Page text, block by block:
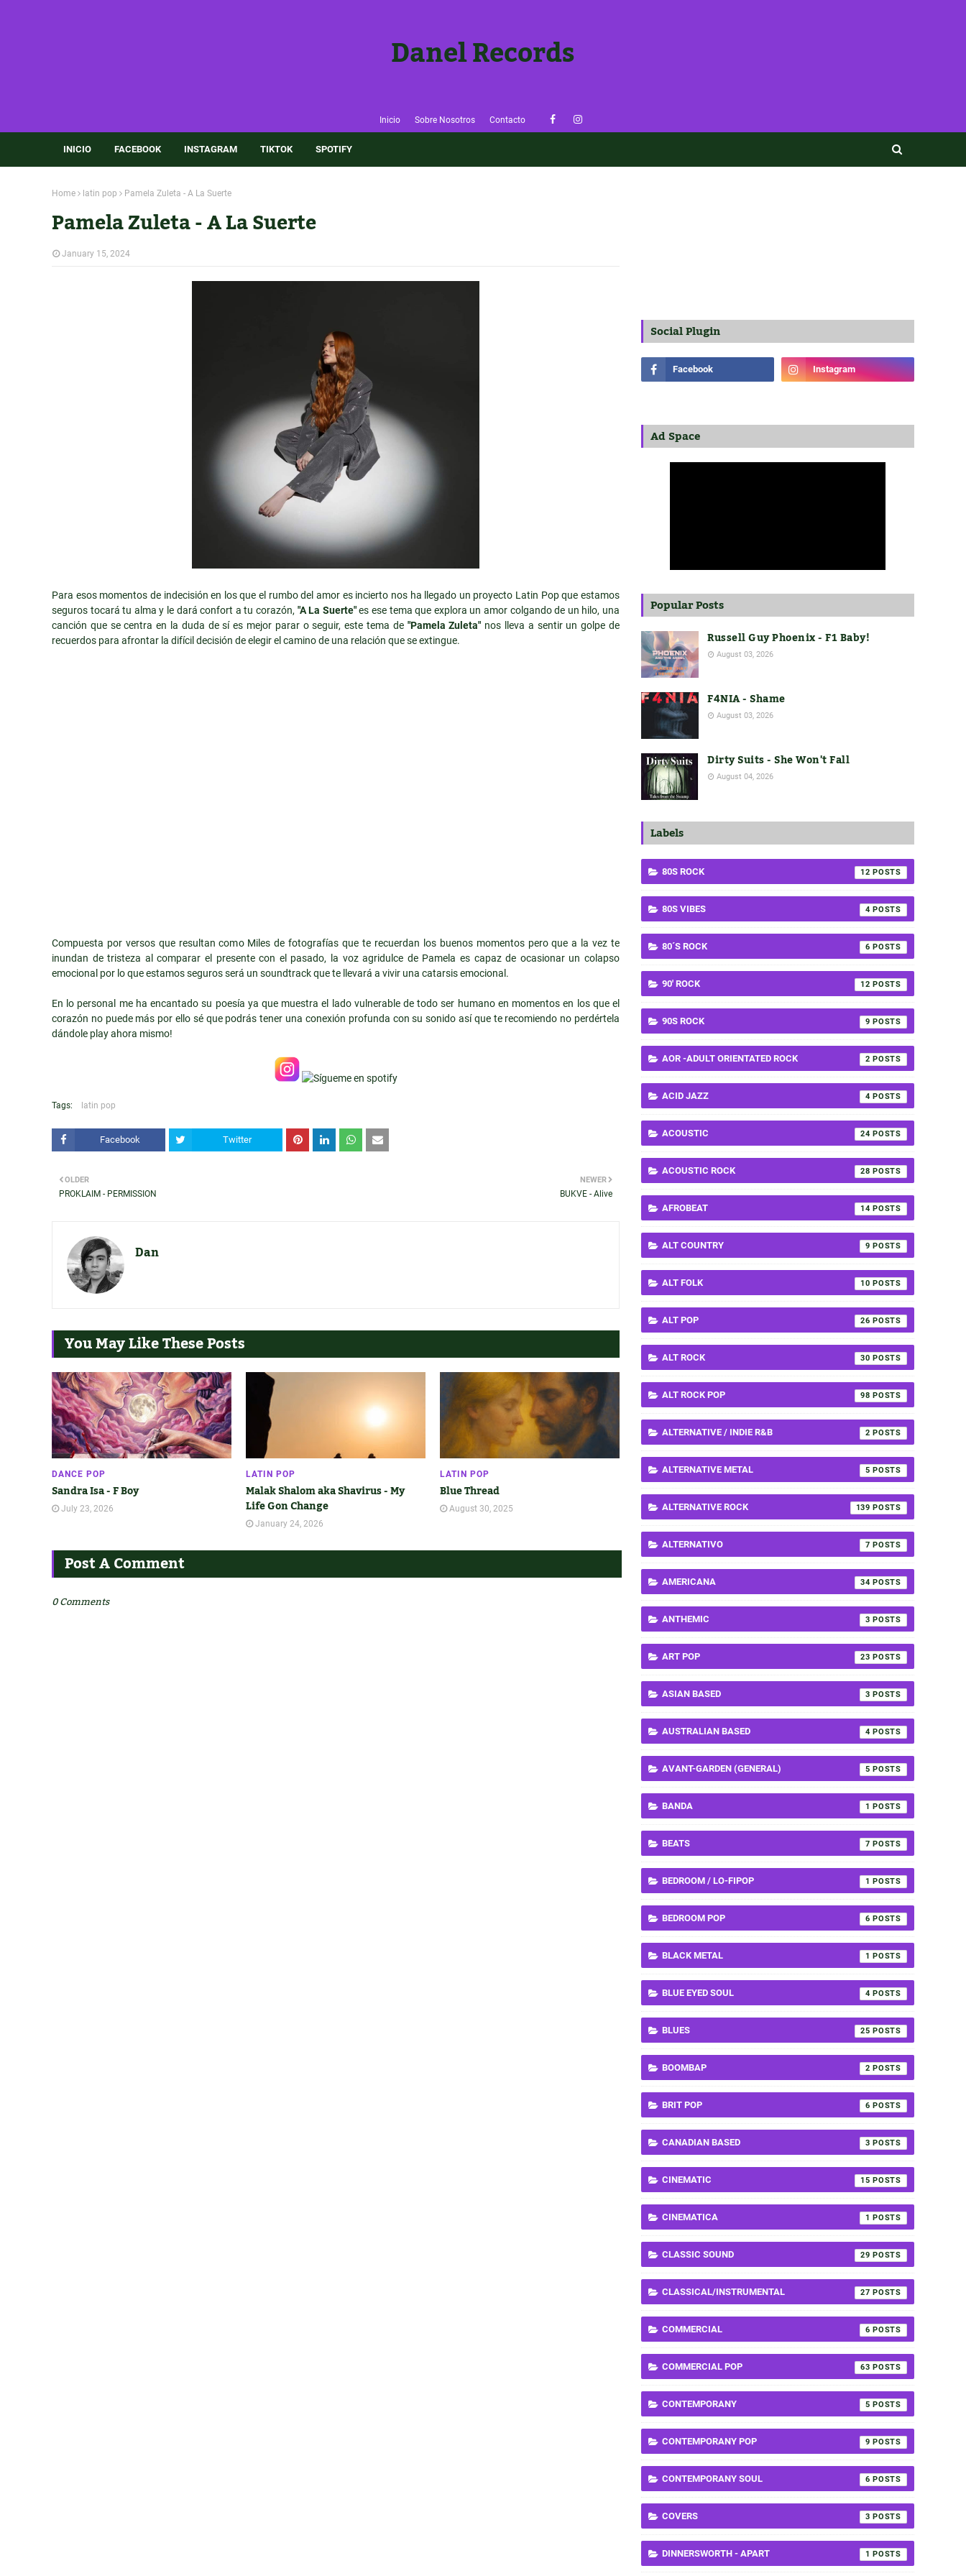
Danel Records
Inicio Sobre Nosotros Contacto
INICIO FACEBOOK INSTAGRAM TIKTOK SPOTIFY
Home latin pop Pamela Zuleta - A La Suerte
Pamela Zuleta - A La Suerte
January 15, 2024
Para esos momentos de indecisión en los que el rumbo del amor es incierto nos ha llegado un proyecto Latin Pop que estamos
seguros tocará tu alma y le dará confort a tu corazón, "A La Suerte"es ese tema que explora un amor colgando de un hilo, una
canción que se centra en la duda de sí es mejor parar o seguir, este tema de "Pamela Zuleta" nos lleva a sentir un golpe de
recuerdos para afrontar la difícil decisión de elegir el camino de una relación que se extingue.
Compuesta por versos que resultan como Miles de fotografías que te recuerdan los buenos momentos pero que a la vez te
inundan de tristeza al comparar el presente con el pasado, la voz agridulce de Pamela es capaz de ocasionar un colapso
emocional por lo que estamos seguros será un soundtrack que te llevará a vivir una catarsis emocional.
En lo personal me ha encantado su poesía ya que muestra el lado vulnerable de todo ser humano en momentos en los que el
corazón no puede más por ello sé que podrás tener una conexión profunda con su sonido así que te recomiendo no perdértela
dándole play ahora mismo!
Tags: latin pop
Facebook Twitter
NEWER
BUKVE - Alive
OLDER
PROKLAIM - PERMISSION
Dan
You May Like These Posts
DANCE POP
Sandra Isa - F Boy
July 23, 2026
LATIN POP
Malak Shalom aka Shavirus - My
Life Gon Change
January 24, 2026
LATIN POP
Blue Thread
August 30, 2025
Post A Comment
0 Comments
Social Plugin
🎶 ¡Sigue Danel Records!
Ad Space
Popular Posts
Russell Guy Phoenix - F1 Baby!
August 03, 2026
F4NIA - Shame
August 03, 2026
Dirty Suits - She Won't Fall
August 04, 2026
Labels
80S ROCK 12
80S VIBES 4
80´S ROCK 6
90' ROCK 12
90S ROCK 9
AOR -ADULT ORIENTATED ROCK 2
ACID JAZZ 4
ACOUSTIC 24
ACOUSTIC ROCK 28
AFROBEAT 14
ALT COUNTRY 9
ALT FOLK 10
ALT POP 26
ALT ROCK 30
ALT ROCK POP 98
ALTERNATIVE / INDIE R&B 2
ALTERNATIVE METAL 5
ALTERNATIVE ROCK 139
ALTERNATIVO 7
AMERICANA 34
ANTHEMIC 3
ART POP 23
ASIAN BASED 3
AUSTRALIAN BASED 4
AVANT-GARDEN (GENERAL) 5
BANDA 1
BEATS 7
BEDROOM / LO-FIPOP 1
BEDROOM POP 6
BLACK METAL 1
BLUE EYED SOUL 4
BLUES 25
BOOMBAP 2
BRIT POP 6
CANADIAN BASED 3
CINEMATIC 15
CINEMATICA 1
CLASSIC SOUND 29
CLASSICAL/INSTRUMENTAL 27
COMMERCIAL 6
COMMERCIAL POP 63
CONTEMPORANY 5
CONTEMPORANY POP 9
CONTEMPORANY SOUL 6
COVERS 3
DINNERSWORTH - APART 1